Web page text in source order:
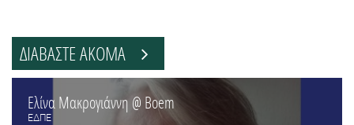
ΔΙΑΒΑΣΤΕ ΑΚΟΜΑ
Ελίνα Μακρογιάννη @ Boem
ΕΔΠΕ